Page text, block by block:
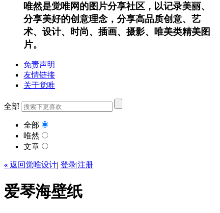
唯然是觉唯网的图片分享社区，以记录美丽、
分享美好的创意理念，分享高品质创意、艺
术、设计、时尚、插画、摄影、唯美类精美图
片。
免责声明
友情链接
关于觉唯
全部
全部
唯然
文章
« 返回觉唯设计| 登录|注册
爱琴海壁纸